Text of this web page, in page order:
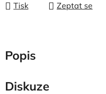
Tisk Zeptat se
Popis
Diskuze